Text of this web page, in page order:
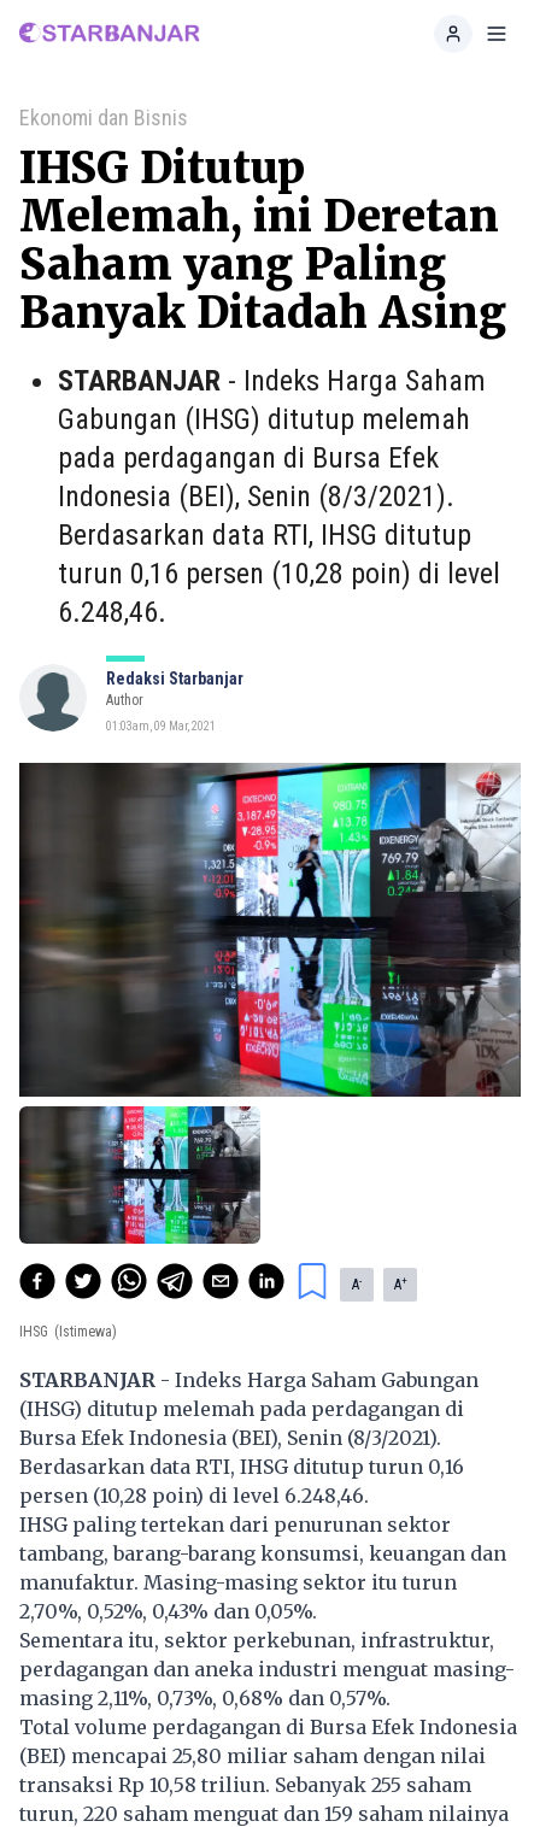
Home
Ekonomi dan Bisnis
IHSG Ditutup
Melemah, ini Deretan
Saham yang Paling
Banyak Ditadah Asing
STARBANJAR - Indeks Harga Saham
Gabungan (IHSG) ditutup melemah
pada perdagangan di Bursa Efek
Indonesia (BEI), Senin (8/3/2021).
Berdasarkan data RTI, IHSG ditutup
turun 0,16 persen (10,28 poin) di level
6.248,46.
Redaksi Starbanjar
Author
01:03am, 09 Mar, 2021
A- A+
IHSG (Istimewa)
STARBANJAR - Indeks Harga Saham Gabungan
(IHSG) ditutup melemah pada perdagangan di
Bursa Efek Indonesia (BEI), Senin (8/3/2021).
Berdasarkan data RTI, IHSG ditutup turun 0,16
persen (10,28 poin) di level 6.248,46.
IHSG paling tertekan dari penurunan sektor
tambang, barang-barang konsumsi, keuangan dan
manufaktur. Masing-masing sektor itu turun
2,70%, 0,52%, 0,43% dan 0,05%.
Sementara itu, sektor perkebunan, infrastruktur,
perdagangan dan aneka industri menguat masing-
masing 2,11%, 0,73%, 0,68% dan 0,57%.
Total volume perdagangan di Bursa Efek Indonesia
(BEI) mencapai 25,80 miliar saham dengan nilai
transaksi Rp 10,58 triliun. Sebanyak 255 saham
turun, 220 saham menguat dan 159 saham nilainya